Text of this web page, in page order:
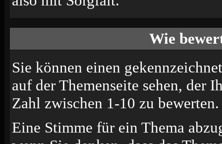
Wie
Sie können einen
auf der Themenseite sehen, der
Zahl zwischen 1-10 zu bewerten.
Eine Stimme für ein Thema